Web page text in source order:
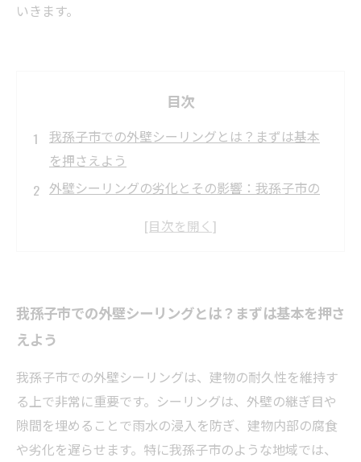
いきます。
目次
我孫子市での外壁シーリングとは？まずは基本
を押さえよう
外壁シーリングの劣化とその影響：我孫子市の
我孫子市の外壁シーリング費用相場：何が価格
コストを抑える方法
施工品質のポイントと我孫子市で信頼できる業
者の見つけ方
我孫子市での外壁メンテナンス計画：費用を理
解して安心の維持管理を
外壁シーリングの費用実態まとめ：我孫子市で
我孫子市での外壁シーリングとは？まずは基本を押さ
えよう
我孫子市での外壁シーリングは、建物の耐久性を維持す
る上で非常に重要です。シーリングは、外壁の継ぎ目や
隙間を埋めることで雨水の浸入を防ぎ、建物内部の腐食
や劣化を遅らせます。特に我孫子市のような地域では、